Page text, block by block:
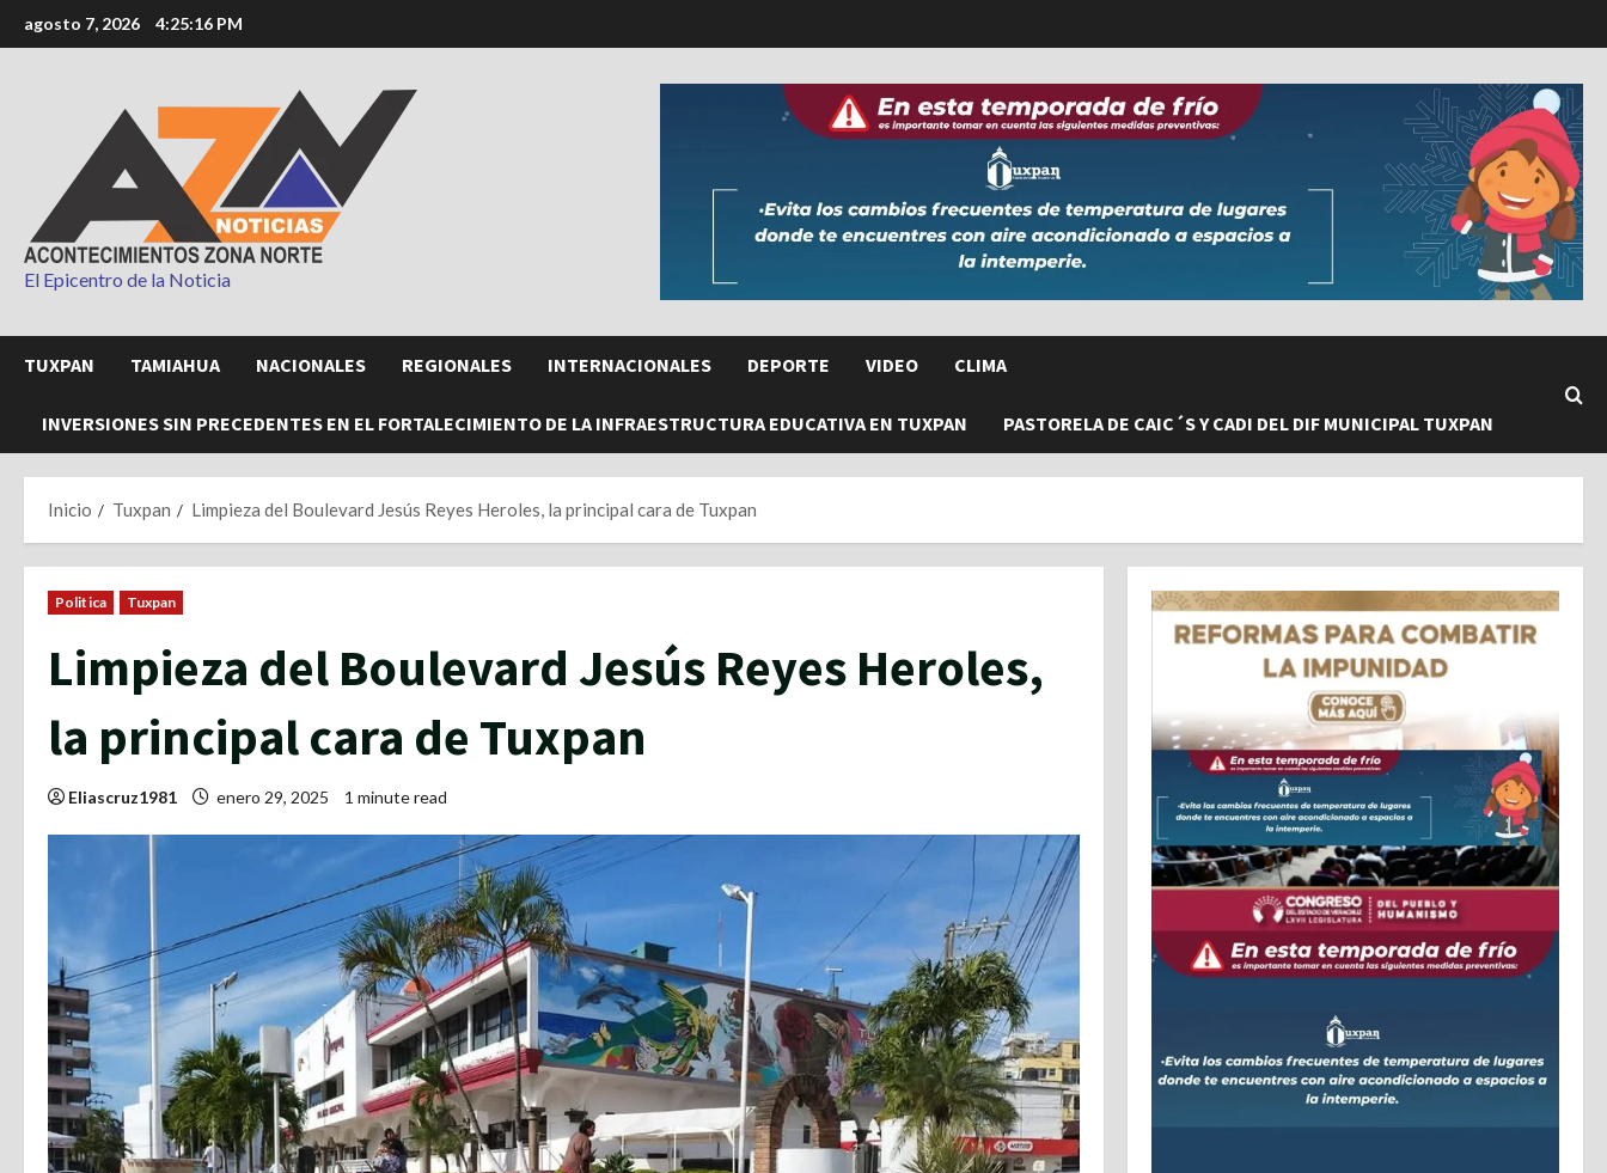
al
agosto 7, 2026 4:25:17 PM
El Epicentro de la Noticia
TUXPAN TAMIAHUA NACIONALES REGIONALES INTERNACIONALES DEPORTE VIDEO CLIMA
INVERSIONES SIN PRECEDENTES EN EL FORTALECIMIENTO DE LA INFRAESTRUCTURA EDUCATIVA EN TUXPAN PASTORELA DE CAIC´S Y CADI DEL DIF MUNICIPAL TUXPAN
Inicio Tuxpan Limpieza del Boulevard Jesús Reyes Heroles, la principal cara de Tuxpan
Politica Tuxpan
Limpieza del Boulevard Jesús Reyes Heroles,
la principal cara de Tuxpan
Eliascruz1981 enero 29, 2025 1 minute read